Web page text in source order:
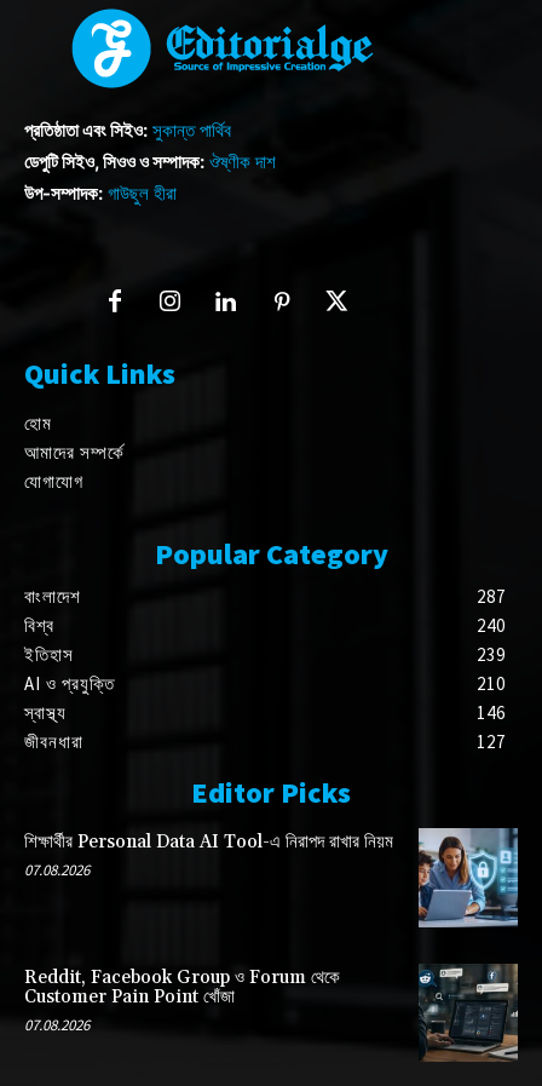
প্রতিষ্ঠাতা এবং সিইও: সুকান্ত পার্থিব
ডেপুটি সিইও, সিওও ও সম্পাদক: ঔষ্ণীক দাশ
উপ-সম্পাদক: গাউছুল হীরা
Quick Links
হোম
আমাদের সম্পর্কে
যোগাযোগ
Popular Category
বাংলাদেশ
287
বিশ্ব
240
ইতিহাস
239
AI ও প্রযুক্তি
210
স্বাস্থ্য
146
জীবনধারা
127
Editor Picks
শিক্ষার্থীর Personal Data AI Tool-এ নিরাপদ রাখার নিয়ম
07.08.2026
Reddit, Facebook Group ও Forum থেকে
Customer Pain Point খোঁজা
07.08.2026